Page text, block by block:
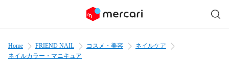
Home FRIEND NAIL コスメ・美容
ネイルケア
ネイルカラー・マニキュア